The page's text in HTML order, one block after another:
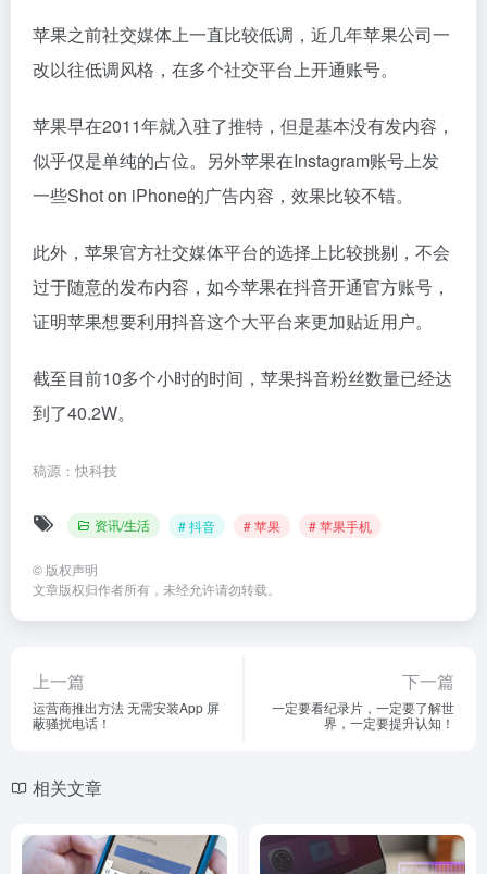
苹果之前社交媒体上一直比较低调，近几年苹果公司一
改以往低调风格，在多个社交平台上开通账号。
苹果早在2011年就入驻了推特，但是基本没有发内容，
似乎仅是单纯的占位。另外苹果在Instagram账号上发
一些Shot on iPhone的广告内容，效果比较不错。
此外，苹果官方社交媒体平台的选择上比较挑剔，不会
过于随意的发布内容，如今苹果在抖音开通官方账号，
证明苹果想要利用抖音这个大平台来更加贴近用户。
截至目前10多个小时的时间，苹果抖音粉丝数量已经达
到了40.2W。
稿源：快科技
资讯/生活 # 抖音 # 苹果 # 苹果手机
© 版权声明
文章版权归作者所有，未经允许请勿转载。
上一篇
运营商推出方法 无需安装App 屏
蔽骚扰电话！
下一篇
一定要看纪录片，一定要了解世
界，一定要提升认知！
相关文章